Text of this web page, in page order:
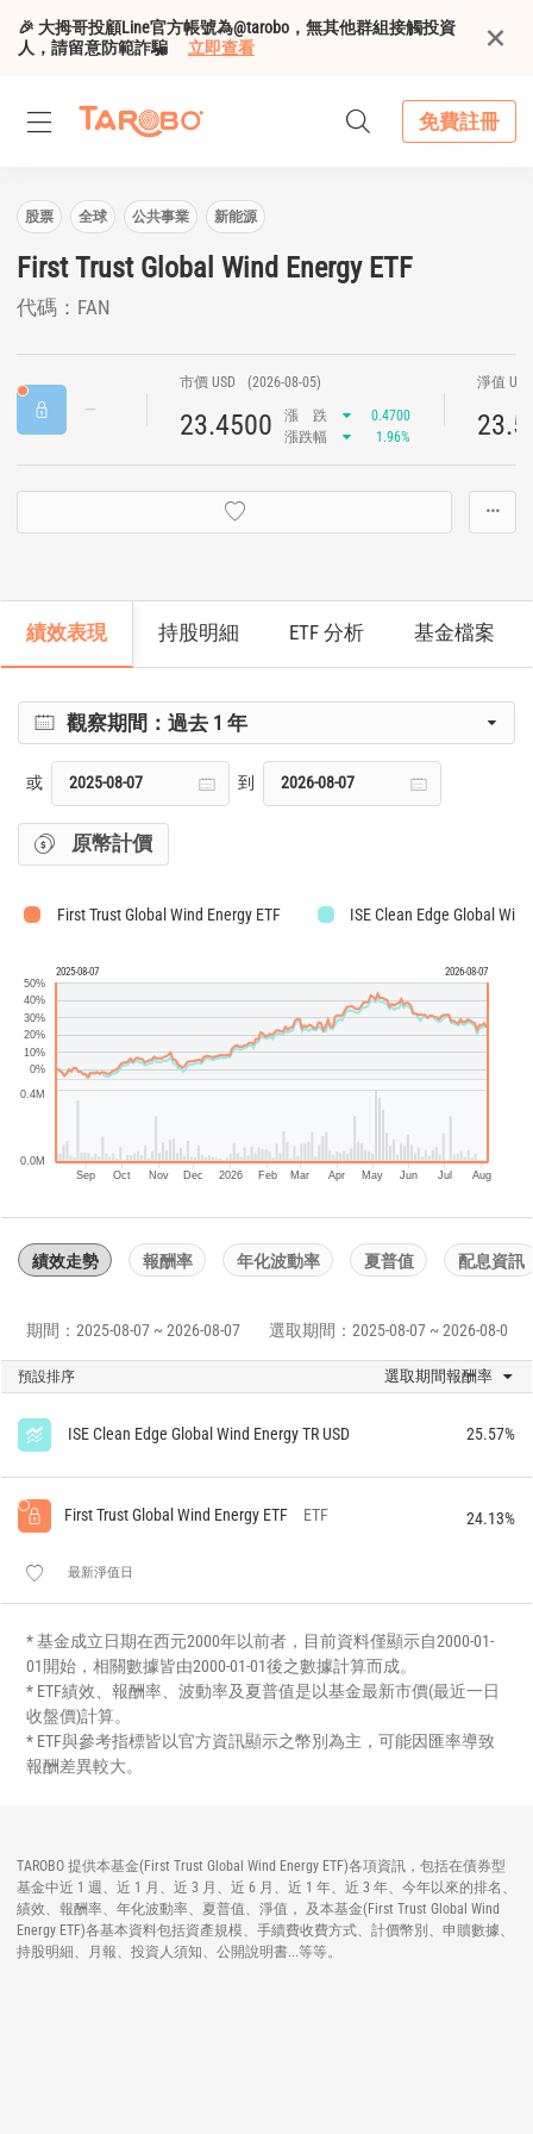
🎉 大拇哥投顧Line官方帳號為@tarobo，無其他群組接觸投資
人，請留意防範詐騙
立即查看
免費註冊
股票 全球 公共事業 新能源
First Trust Global Wind Energy ETF
代碼：FAN
市價 USD (2026-08-05)
23.4500 漲 跌
0.4700
漲跌幅
1.96%
淨值
···
績效表現 持股明細 ETF 分析 基金檔案
觀察期間：過去 1 年
或 到
原幣計價
First Trust Global Wind Energy ETF ISE Clean Edge Global
2025-08-07 2026-08-07
Sep Oct Nov Dec 2026 Feb Mar Apr May Jun Jul Aug
0.0M
0.4M
0%
10%
20%
30%
40%
50%
績效走勢 報酬率 年化波動率 夏普值 配息資訊
期間：2025-08-07 ~ 2026-08-07 選取期間：2025-08-07 ~ 2026-08-07
預設排序 選取期間報酬率
ISE Clean Edge Global Wind Energy TR USD 25.57%
First Trust Global Wind Energy ETF ETF 24.13%
最新淨值日
* 基金成立日期在西元2000年以前者，目前資料僅顯示自2000-01-
01開始，相關數據皆由2000-01-01後之數據計算而成。
* ETF績效、報酬率、波動率及夏普值是以基金最新市價(最近一日
收盤價)計算。
* ETF與參考指標皆以官方資訊顯示之幣別為主，可能因匯率導致
報酬差異較大。
TAROBO 提供本基金(First Trust Global Wind Energy ETF)各項資訊，包括在債券型
基金中近 1 週、近 1 月、近 3 月、近 6 月、近 1 年、近 3 年、今年以來的排名、
績效、報酬率、年化波動率、夏普值、淨值， 及本基金(First Trust Global Wind
Energy ETF)各基本資料包括資產規模、手續費收費方式、計價幣別、申贖數據、
持股明細、月報、投資人須知、公開說明書...等等。